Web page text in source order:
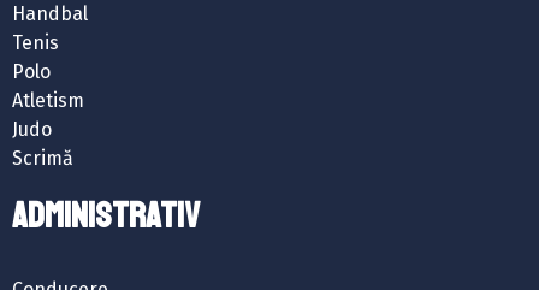
Handbal
Tenis
Polo
Atletism
Judo
Scrimă
ADMINISTRATIV